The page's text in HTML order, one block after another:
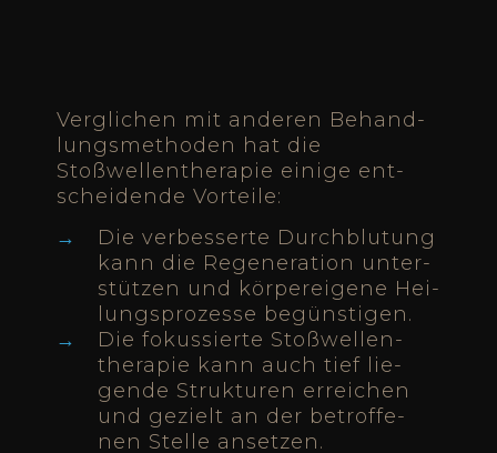
Ver­gli­chen mit ande­ren Behand­
lungs­me­tho­den hat die
Stoßwellen­therapie eini­ge ent­
schei­den­de Vor­tei­le:
Die ver­bes­ser­te Durch­blu­tung
kann die Rege­ne­ra­ti­on unter­
stüt­zen und kör­per­ei­ge­ne Hei­
lungs­pro­zes­se begüns­ti­gen.
Die fokus­sier­te Stoßwellen­
therapie kann auch tief lie­
gen­de Struk­tu­ren errei­chen
und gezielt an der betrof­fe­
nen Stel­le anset­zen.